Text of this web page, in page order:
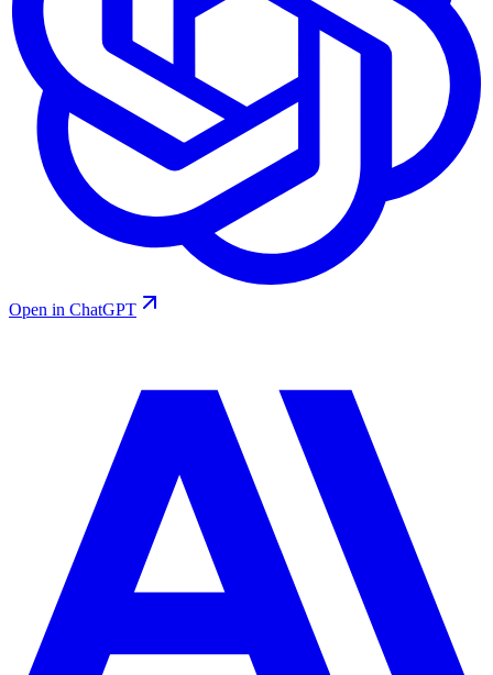
Open in ChatGPT